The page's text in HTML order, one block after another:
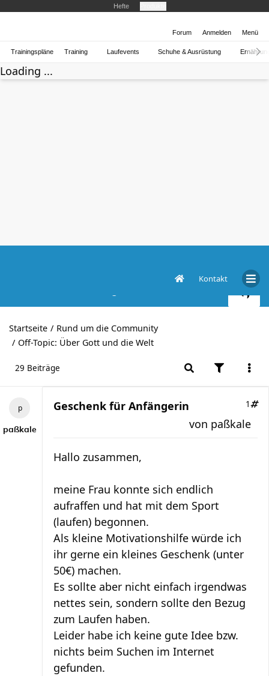
Hefte
Forum Anmelden Menü
Trainingspläne Training Laufevents Schuhe & Ausrüstung
Loading ...
Kontakt
Startseite
Rund um die Community
Off-Topic: Über Gott und die Welt
29 Beiträge
paßkale
Geschenk für Anfängerin 1
von paßkale
Hallo zusammen,
meine Frau konnte sich endlich
aufraffen und hat mit dem Sport
(laufen) begonnen.
Als kleine Motivationshilfe würde ich
ihr gerne ein kleines Geschenk (unter
50€) machen.
Es sollte aber nicht einfach irgendwas
nettes sein, sondern sollte den Bezug
zum Laufen haben.
Leider habe ich keine gute Idee bzw.
nichts beim Suchen im Internet
gefunden.